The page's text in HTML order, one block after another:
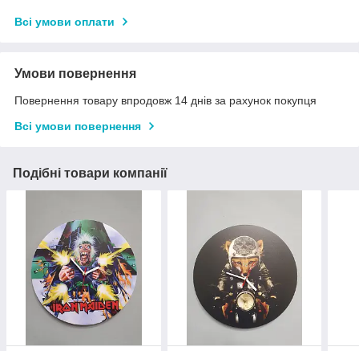
Всі умови оплати
Умови повернення
Повернення товару впродовж 14 днів за рахунок покупця
Всі умови повернення
Подібні товари компанії